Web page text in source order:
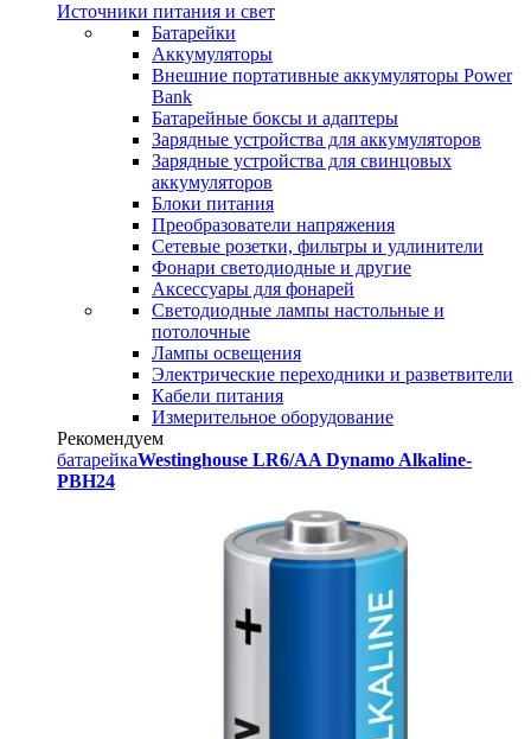
Источники питания и свет
Батарейки
Аккумуляторы
Внешние портативные аккумуляторы Power
Bank
Батарейные боксы и адаптеры
Зарядные устройства для аккумуляторов
Зарядные устройства для свинцовых
аккумуляторов
Блоки питания
Преобразователи напряжения
Сетевые розетки, фильтры и удлинители
Фонари светодиодные и другие
Аксессуары для фонарей
Светодиодные лампы настольные и
потолочные
Лампы освещения
Электрические переходники и разветвители
Кабели питания
Измерительное оборудование
Рекомендуем
батарейкаWestinghouse LR6/AA Dynamo Alkaline-
PBH24